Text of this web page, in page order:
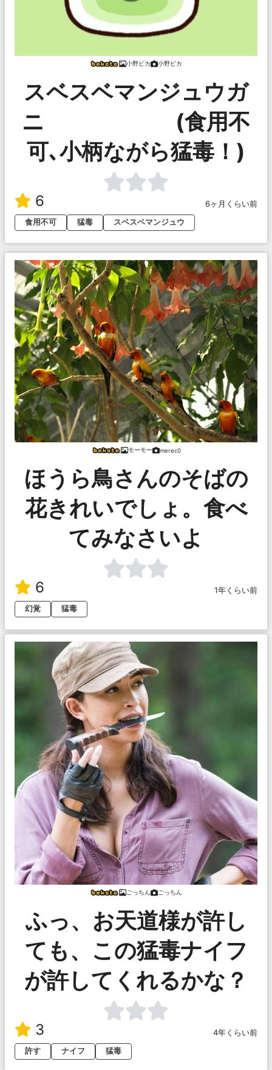
小野ピカ 小野ピカ
スベスベマンジュウガ
ニ (食用不
可､小柄ながら猛毒！)
6
6ヶ月くらい前
食用不可
猛毒 スベスベマンジュウ
モーモー merec0
ほうら鳥さんのそばの
花きれいでしょ。食べ
てみなさいよ
6
1年くらい前
幻覚
猛毒
ごっちん ごっちん
ふっ、お天道様が許し
ても、この猛毒ナイフ
が許してくれるかな？
3
4年くらい前
許す
ナイフ 猛毒